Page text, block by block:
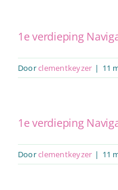
1e verdieping
Doorclementkeyzer | 11
1e verdieping
Doorclementkeyzer | 11